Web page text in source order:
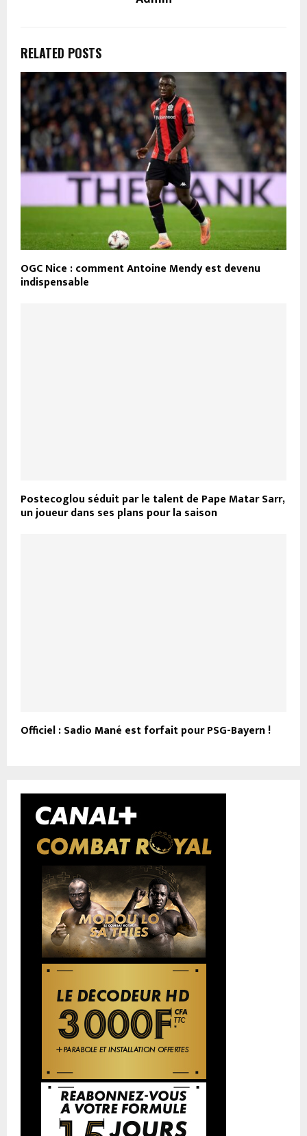
RELATED POSTS
OGC Nice : comment Antoine Mendy est devenu
indispensable
Postecoglou séduit par le talent de Pape Matar Sarr,
un joueur dans ses plans pour la saison
Officiel : Sadio Mané est forfait pour PSG-Bayern !